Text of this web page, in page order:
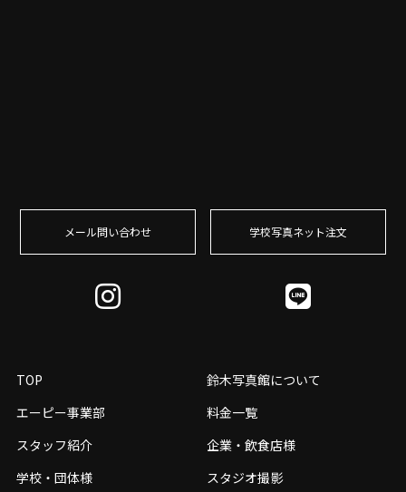
メール問い合わせ 学校写真ネット注⽂
TOP
鈴木写真館について
エーピー事業部
料金一覧
スタッフ紹介
企業・飲食店様
学校・団体様
スタジオ撮影